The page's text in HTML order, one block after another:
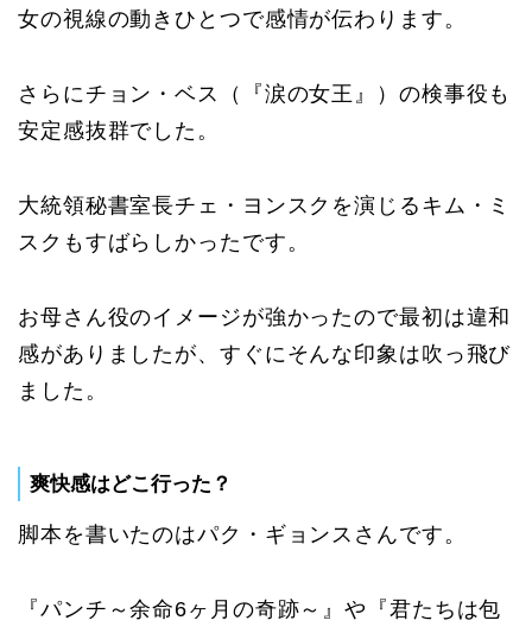
女の視線の動きひとつで感情が伝わります。
さらにチョン・ベス（『涙の女王』）の検事役も
安定感抜群でした。
大統領秘書室長チェ・ヨンスクを演じるキム・ミ
スクもすばらしかったです。
お母さん役のイメージが強かったので最初は違和
感がありましたが、すぐにそんな印象は吹っ飛び
ました。
爽快感はどこ行った？
脚本を書いたのはパク・ギョンスさんです。
『パンチ～余命6ヶ月の奇跡～』や『君たちは包